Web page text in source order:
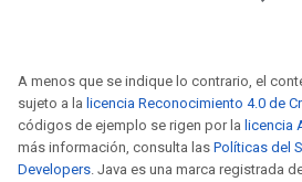
A menos que se indique lo contrario, el
sujeto a la licencia Reconocimiento 4.0 de
códigos de ejemplo se rigen por la licencia
más información, consulta las Políticas del
Developers. Java es una marca registrada